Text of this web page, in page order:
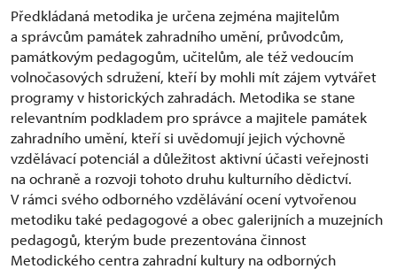
Předkládaná metodika je určena zejména majitelům
a správcům památek zahradního umění, průvodcům,
památkovým pedagogům, učitelům, ale též vedoucím
volnočasových sdružení, kteří by mohli mít zájem vytvářet
programy v historických zahradách. Metodika se stane
relevantním podkladem pro správce a majitele památek
zahradního umění, kteří si uvědomují jejich výchovně
vzdělávací potenciál a důležitost aktivní účasti veřejnosti
na ochraně a rozvoji tohoto druhu kulturního dědictví.
V rámci svého odborného vzdělávání ocení vytvořenou
metodiku také pedagogové a obec galerijních a muzejních
pedagogů, kterým bude prezentována činnost
Metodického centra zahradní kultury na odborných